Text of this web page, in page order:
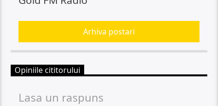
Arhiva postari
Opiniile cititorului
Lasa un raspuns